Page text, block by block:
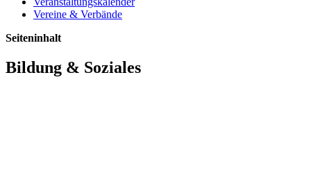
Vereine & Verbände
Seiteninhalt
Bildung & Soziales